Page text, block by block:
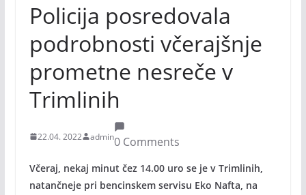
Policija posredovala
podrobnosti včerajšnje
prometne nesreče v
Trimlinih
22.04. 2022 admin0 Comments
Včeraj, nekaj minut čez 14.00 uro se je v Trimlinih,
natančneje pri bencinskem servisu Eko Nafta, na